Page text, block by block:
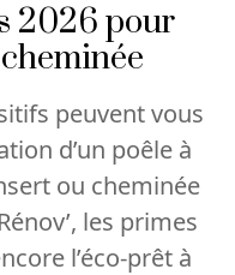
2026 pour
peuvent vous
d’un poêle à
ou cheminée
les primes
l’éco-prêt à